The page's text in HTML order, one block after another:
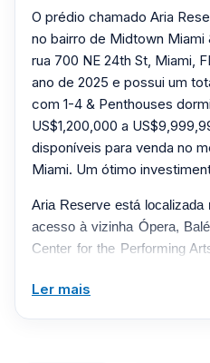
O prédio chamado Aria
no bairro de Midtown Miami
rua 700 NE 24th St, Miami,
ano de 2025 e possui um
com 1-4 & Penthouses
US$1,200,000 a
disponíveis para venda no
Miami. Um ótimo
Aria Reserve está localizada
acesso à vizinha Ópera,
Center for the Performing
Miami Beach.
Ler mais